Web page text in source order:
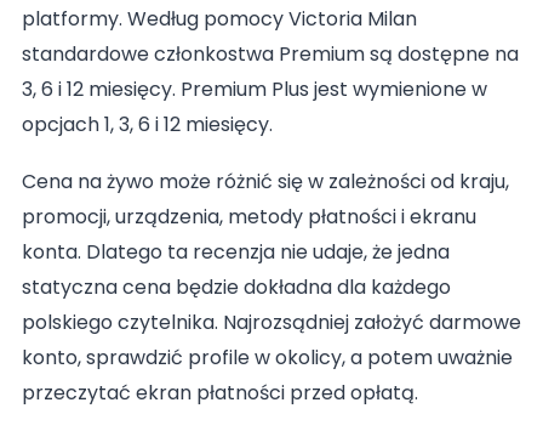
platformy. Według pomocy Victoria Milan
standardowe członkostwa Premium są dostępne na
3, 6 i 12 miesięcy. Premium Plus jest wymienione w
opcjach 1, 3, 6 i 12 miesięcy.
Cena na żywo może różnić się w zależności od kraju,
promocji, urządzenia, metody płatności i ekranu
konta. Dlatego ta recenzja nie udaje, że jedna
statyczna cena będzie dokładna dla każdego
polskiego czytelnika. Najrozsądniej założyć darmowe
konto, sprawdzić profile w okolicy, a potem uważnie
przeczytać ekran płatności przed opłatą.